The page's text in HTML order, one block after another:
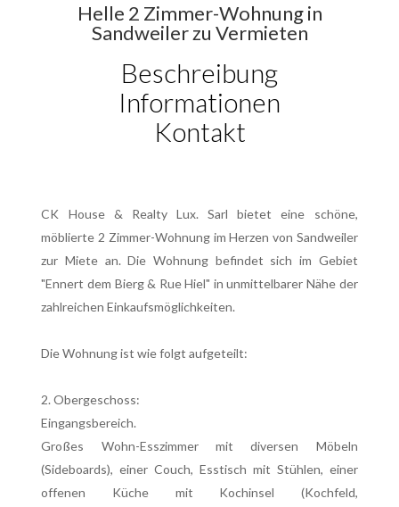
Helle 2 Zimmer-Wohnung in
Sandweiler zu Vermieten
Beschreibung
Informationen
Kontakt
CK House & Realty Lux. Sarl bietet eine schöne,
möblierte 2 Zimmer-Wohnung im Herzen von Sandweiler
zur Miete an. Die Wohnung befindet sich im Gebiet
"Ennert dem Bierg & Rue Hiel" in unmittelbarer Nähe der
zahlreichen Einkaufsmöglichkeiten.
Die Wohnung ist wie folgt aufgeteilt:
2. Obergeschoss:
Eingangsbereich.
Großes Wohn-Esszimmer mit diversen Möbeln
(Sideboards), einer Couch, Esstisch mit Stühlen, einer
offenen Küche mit Kochinsel (Kochfeld,